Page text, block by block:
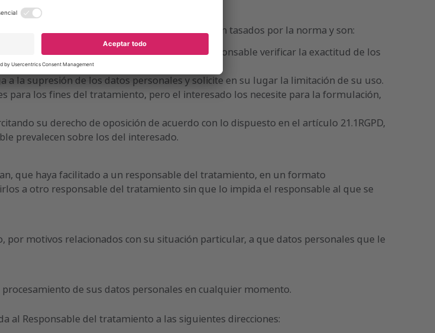
del tratamiento de los datos que están tasados por la norma y son:
durante un plazo que permita al responsable verificar la exactitud de los
la supresión de los datos personales y solicite en su lugar la limitación de su uso.
para los fines del tratamiento, pero el interesado los necesite para la formulación,
su derecho de oposición de acuerdo con lo dispuesto en el artículo 21.1RGPD,
prevalecen sobre los del interesado.
que haya facilitado a un responsable del tratamiento, en un formato
a otro responsable del tratamiento sin que lo impida el responsable al que se
motivos relacionados con su situación particular, a que datos personales que le
de sus datos personales en cualquier momento.
al Responsable del tratamiento a las siguientes direcciones: